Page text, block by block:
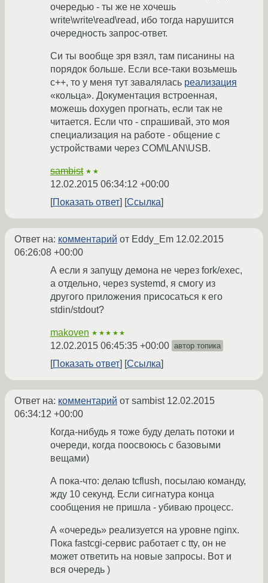
очередью - ты же не хочешь
write\write\read\read, ибо тогда нарушится
очередность запрос-ответ.
Си ты вообще зря взял, там писанины на
порядок больше. Если все-таки возьмешь
с++, то у меня тут завалялась реализация
«кольца». Документация встроенная,
можешь doxygen прогнать, если так не
читается. Если что - спрашивай, это моя
специализация на работе - общение с
устройствами через COM\LAN\USB.
sambist ★★
12.02.2015 06:34:12 +00:00
Показать ответ
Ссылка
Ответ на: комментарий от Eddy_Em 12.02.2015
06:26:08 +00:00
А если я запущу демона не через fork/exec,
а отдельно, через systemd, я смогу из
другого приложения присосаться к его
stdin/stdout?
makoven ★★★★★
12.02.2015 06:45:35 +00:00 автор топика
Показать ответ Ссылка
Ответ на: комментарий от sambist 12.02.2015
06:34:12 +00:00
Когда-нибудь я тоже буду делать потоки и
очереди, когда поосвоюсь с базовыми
вещами)
А пока-что: делаю tcflush, посылаю команду,
жду 10 секунд. Если сигнатура конца
сообщения не пришла - убиваю процесс.
А «очередь» реализуется на уровне nginx.
Пока fastcgi-сервис работает с tty, он не
может ответить на новые запросы. Вот и
вся очередь )